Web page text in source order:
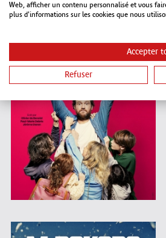
Web, afficher un contenu personnalisé et vous
plus d'informations sur les cookies que nous
Accepter
Refuser